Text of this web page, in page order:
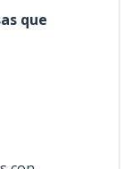
que